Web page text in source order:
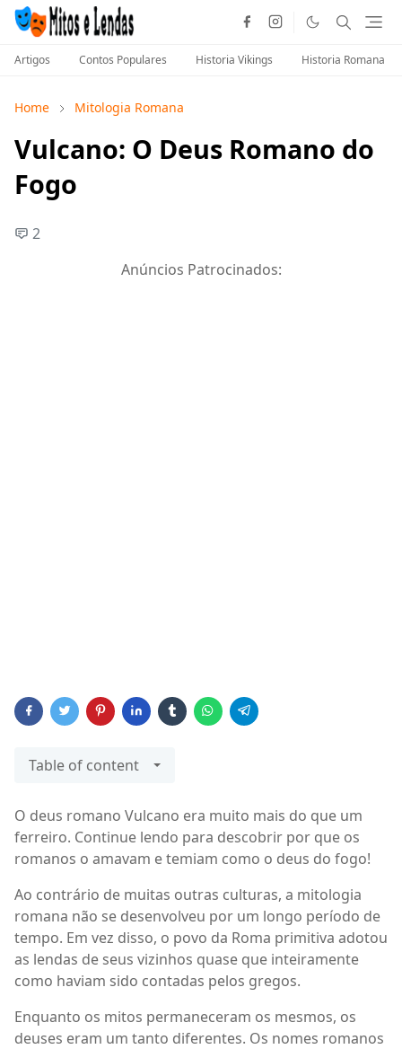
Artigos Contos Populares Historia Vikings Historia Romana
Home Mitologia Romana
Vulcano: O Deus Romano do
Fogo
2
Anúncios Patrocinados:
Table of content
O deus romano Vulcano era muito mais do que um
ferreiro. Continue lendo para descobrir por que os
romanos o amavam e temiam como o deus do fogo!
Ao contrário de muitas outras culturas, a mitologia
romana não se desenvolveu por um longo período de
tempo. Em vez disso, o povo da Roma primitiva adotou
as lendas de seus vizinhos quase que inteiramente
como haviam sido contadas pelos gregos.
Enquanto os mitos permaneceram os mesmos, os
deuses eram um tanto diferentes. Os nomes romanos